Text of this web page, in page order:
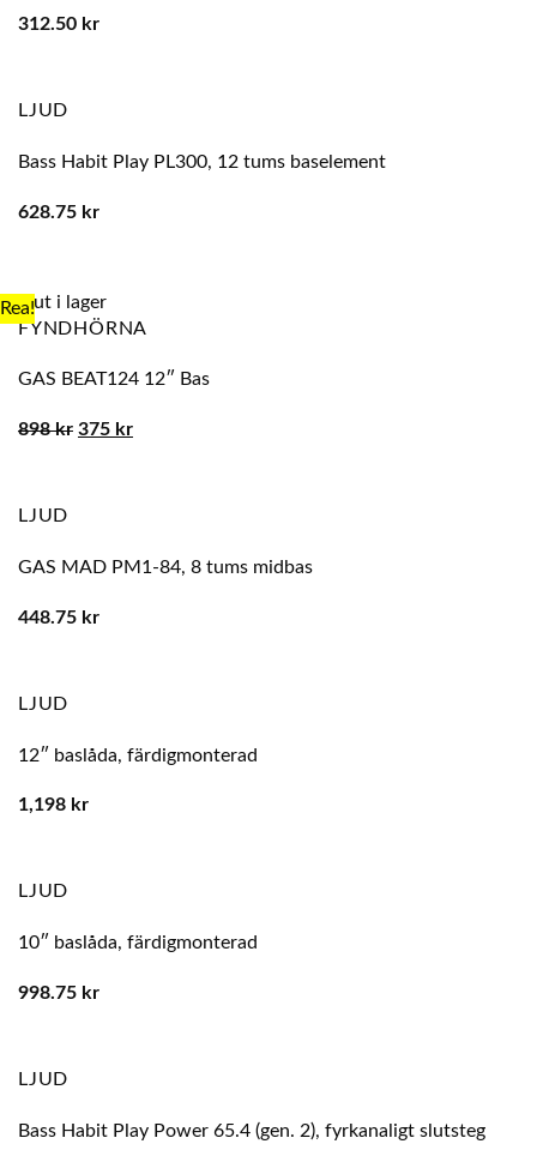
312.50 kr
LJUD
Bass Habit Play PL300, 12 tums baselement
628.75 kr
Rea!Slut i lager
FYNDHÖRNA
GAS BEAT124 12″ Bas
898kr Det
375 krDet
LJUD
GAS MAD PM1-84, 8 tums midbas
448.75 kr
LJUD
12″ baslåda, färdigmonterad
1,198 kr
LJUD
10″ baslåda, färdigmonterad
998.75 kr
LJUD
Bass Habit Play Power 65.4 (gen. 2), fyrkanaligt slutsteg